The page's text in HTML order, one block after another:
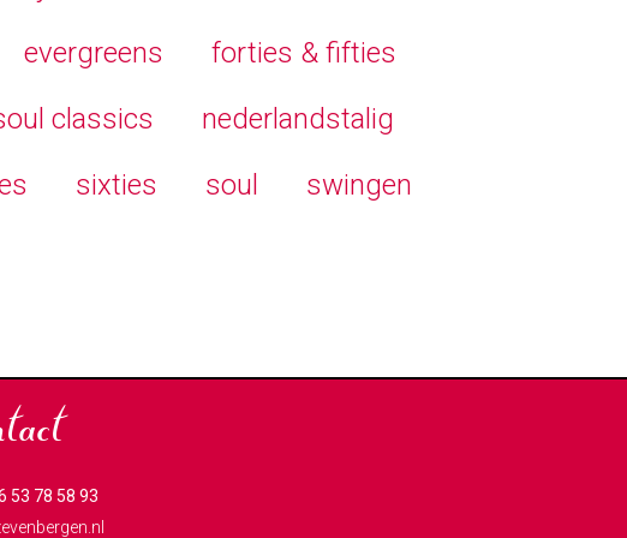
evergreens
forties & fifties
classics
nederlandstalig
sixties soul
swingen
53 78 58 93